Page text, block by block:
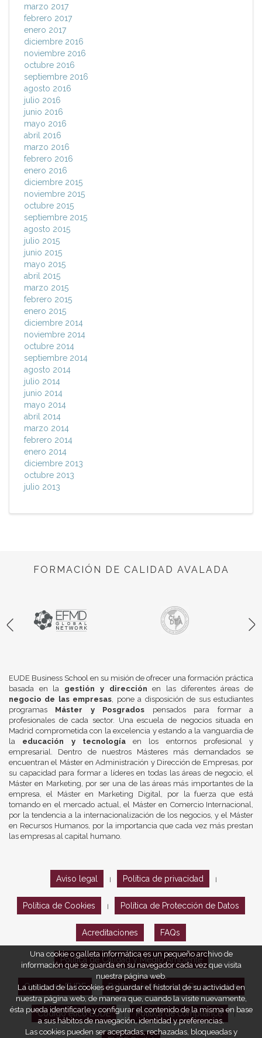
marzo 2017
febrero 2017
enero 2017
diciembre 2016
noviembre 2016
octubre 2016
septiembre 2016
agosto 2016
julio 2016
junio 2016
mayo 2016
abril 2016
marzo 2016
febrero 2016
enero 2016
diciembre 2015
noviembre 2015
octubre 2015
septiembre 2015
agosto 2015
julio 2015
junio 2015
mayo 2015
abril 2015
marzo 2015
febrero 2015
enero 2015
diciembre 2014
noviembre 2014
octubre 2014
septiembre 2014
agosto 2014
julio 2014
junio 2014
mayo 2014
abril 2014
marzo 2014
febrero 2014
enero 2014
diciembre 2013
octubre 2013
julio 2013
FORMACIÓN DE CALIDAD AVALADA
EUDE Business School en su misión de ofrecer una formación práctica
basada en la gestión y dirección en las diferentes áreas de
negocio de las empresas , pone a disposición de sus estudiantes
programas Máster y Posgrados pensados para formar a
profesionales de cada sector. Una escuela de negocios situada en
Madrid comprometida con la excelencia y estando a la vanguardia de
la educación y tecnologíaen los entornos profesional y
empresarial. Dentro de nuestros Másteres más demandados se
encuentran el Máster en Administración y Dirección de Empresas, por
su capacidad para formar a líderes en todas las áreas de negocio, el
Máster en Marketing, por ser una de las áreas más importantes de la
empresa, el Máster en Marketing Digital, por la fuerza que está
tomando en el mercado actual, el Máster en Comercio Internacional,
por la tendencia a la internacionalización de los negocios, y el Máster
en Recursos Humanos, por la importancia que cada vez más prestan
las empresas al capital humano.
Aviso legal Política de privacidad
Política de Cookies Política de Protección de Datos
Acreditaciones FAQs
Política de Calidad y Medio Ambiente
Opiniones EUDE Política de Marketing Responsable
Código ético EUDE Política de compliance
Una cookie o galleta informática es un pequeño archivo de
información que se guarda en su navegador cada vez que visita
nuestra página web.
La utilidad de las cookies es guardar el historial de su actividad en
nuestra página web, de manera que, cuando la visite nuevamente,
ésta pueda identificarle y configurar el contenido de la misma en base
a sus hábitos de navegación, identidad y preferencias.
Las cookies pueden ser aceptadas, rechazadas, bloqueadas y